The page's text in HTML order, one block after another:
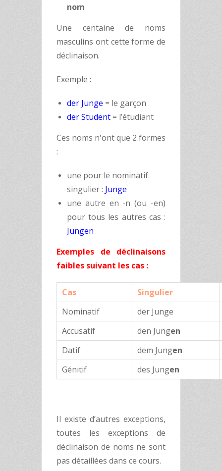
nom
Une centaine de noms
masculins ont cette forme de
déclinaison.
Exemple :
der Junge = le garçon
der Student = l’étudiant
​Ces noms n'ont que 2 formes
:
une pour le nominatif
singulier : Junge
une autre en -n (ou -en)
pour tous les autres cas :
Jungen
Exemples de déclinaisons
faibles suivant les cas :
Cas
Singulier
Nominatif
der Junge
Accusatif
den Jungen
Datif
dem Jungen
Génitif
des Jungen
Il existe d’autres exceptions,
toutes les exceptions de
déclinaison de noms ne sont
pas détaillées dans ce cours.